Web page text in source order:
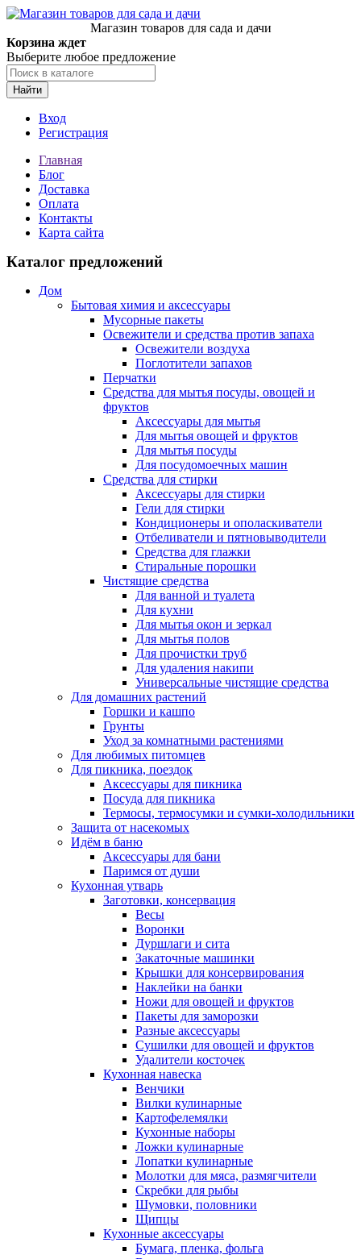
Магазин товаров для сада и дачи
Корзина ждет
Выберите любое предложение
Найти
Вход
Регистрация
Главная
Блог
Доставка
Оплата
Контакты
Карта сайта
Каталог предложений
Дом
Бытовая химия и аксессуары
Мусорные пакеты
Освежители и средства против запаха
Освежители воздуха
Поглотители запахов
Перчатки
Средства для мытья посуды, овощей и
фруктов
Аксессуары для мытья
Для мытья овощей и фруктов
Для мытья посуды
Для посудомоечных машин
Средства для стирки
Аксессуары для стирки
Гели для стирки
Кондиционеры и ополаскиватели
Отбеливатели и пятновыводители
Средства для глажки
Стиральные порошки
Чистящие средства
Для ванной и туалета
Для кухни
Для мытья окон и зеркал
Для мытья полов
Для прочистки труб
Для удаления накипи
Универсальные чистящие средства
Для домашних растений
Горшки и кашпо
Грунты
Уход за комнатными растениями
Для любимых питомцев
Для пикника, поездок
Аксессуары для пикника
Посуда для пикника
Термосы, термосумки и сумки-холодильники
Защита от насекомых
Идём в баню
Аксессуары для бани
Паримся от души
Кухонная утварь
Заготовки, консервация
Весы
Воронки
Дуршлаги и сита
Закаточные машинки
Крышки для консервирования
Наклейки на банки
Ножи для овощей и фруктов
Пакеты для заморозки
Разные аксессуары
Сушилки для овощей и фруктов
Удалители косточек
Кухонная навеска
Венчики
Вилки кулинарные
Картофелемялки
Кухонные наборы
Ложки кулинарные
Лопатки кулинарные
Молотки для мяса, размягчители
Скребки для рыбы
Шумовки, половники
Щипцы
Кухонные аксессуары
Бумага, пленка, фольга